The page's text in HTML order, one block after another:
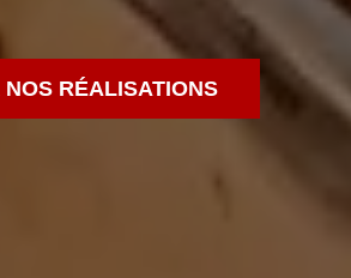
NOS RÉALISATIONS